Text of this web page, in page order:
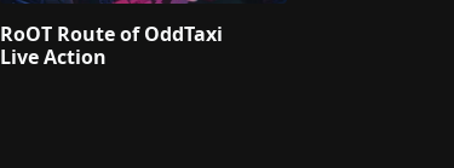
RoOT Route of OddTaxi
Live Action